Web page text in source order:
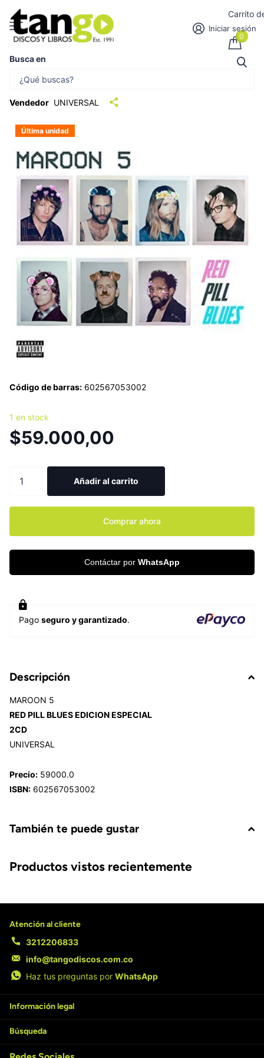
Busca en
Iniciar sesión
Carrito
0
MAROON 5
Vendedor UNIVERSAL
Última unidad
Código de barras: 602567053002
1 en stock
$59.000,00
Añadir al carrito
Comprar ahora
Contáctar por WhatsApp
Pago seguro y garantizado.
Descripción
MAROON 5
RED PILL BLUES EDICION ESPECIAL
2CD
UNIVERSAL
Precio: 59000.0
ISBN: 602567053002
También te puede gustar
Productos vistos recientemente
Atención al cliente
3212206833
info@tangodiscos.com.co
Haz tus preguntas por WhatsApp
Información legal
Búsqueda